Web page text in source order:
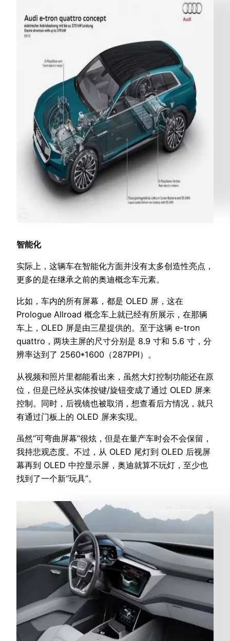
智能化
实际上，这辆车在智能化方面并没有太多创造性亮点，
更多的是在继承之前的奥迪概念车元素。
比如，车内的所有屏幕，都是 OLED 屏，这在
Prologue Allroad 概念车上就已经有所展示，在那辆
车上，OLED 屏是由三星提供的。至于这辆 e-tron
quattro，两块主屏的尺寸分别是 8.9 寸和 5.6 寸，分
辨率达到了 2560*1600（287PPI）。
从视频和照片里都能看出来，虽然大灯控制功能还在原
位，但是已经从实体按键/旋钮变成了通过 OLED 屏来
控制。同时，后视镜也被取消，想查看后方情况，就只
有通过门板上的 OLED 屏来实现。
虽然“可弯曲屏幕”很炫，但是在量产车时会不会保留，
我持悲观态度。不过，从 OLED 尾灯到 OLED 后视屏
幕再到 OLED 中控显示屏，奥迪就算不玩灯，至少也
找到了一个新“玩具”。